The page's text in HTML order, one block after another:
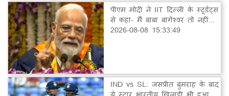
पीएम मोदी ने IIT दिल्ली के स्टूडेंट्स
से कहा- मैं बाबा बागेश्वर तो नहीं...
2026-08-08 15:33:49
IND vs SL: जसप्रीत बुमराह के बाद